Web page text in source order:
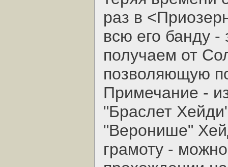
раз в
всю его банду
получаем от
позволяющую
Примечание -
"Браслет
"Веронише"
грамоту -